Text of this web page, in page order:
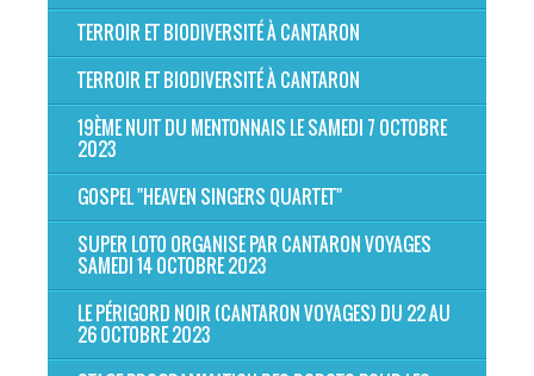
TERROIR ET BIODIVERSITÉ À CANTARON
TERROIR ET BIODIVERSITÉ À CANTARON
19ÈME NUIT DU MENTONNAIS LE SAMEDI 7 OCTOBRE
2023
GOSPEL "HEAVEN SINGERS QUARTET"
SUPER LOTO ORGANISE PAR CANTARON VOYAGES
SAMEDI 14 OCTOBRE 2023
LE PÉRIGORD NOIR (CANTARON VOYAGES) DU 22 AU
26 OCTOBRE 2023